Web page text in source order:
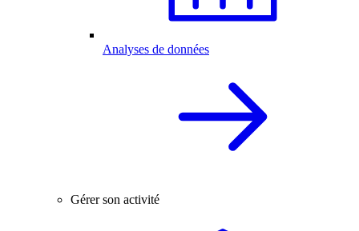
Analyses de données
Gérer son activité